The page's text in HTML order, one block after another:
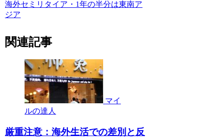
海外セミリタイア・1年の半分は東南ア
ジア
関連記事
マイ
ルの達人
厳重注意：海外生活での差別と反